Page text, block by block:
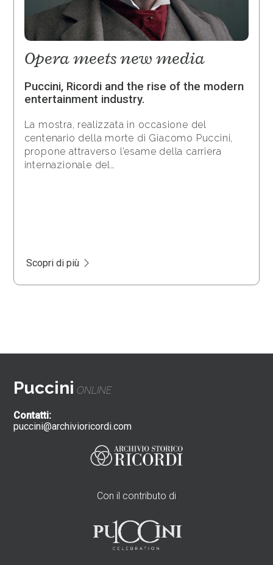
Opera meets new media
Puccini, Ricordi and the rise of the modern
entertainment industry.
La mostra, realizzata in occasione del
centenario della morte di Giacomo Puccini,
propone attraverso l’esame della carriera
internazionale del…
Scopri di più
Puccini ONLINE
Contatti:
puccini@archivioricordi.com
Con il contributo di